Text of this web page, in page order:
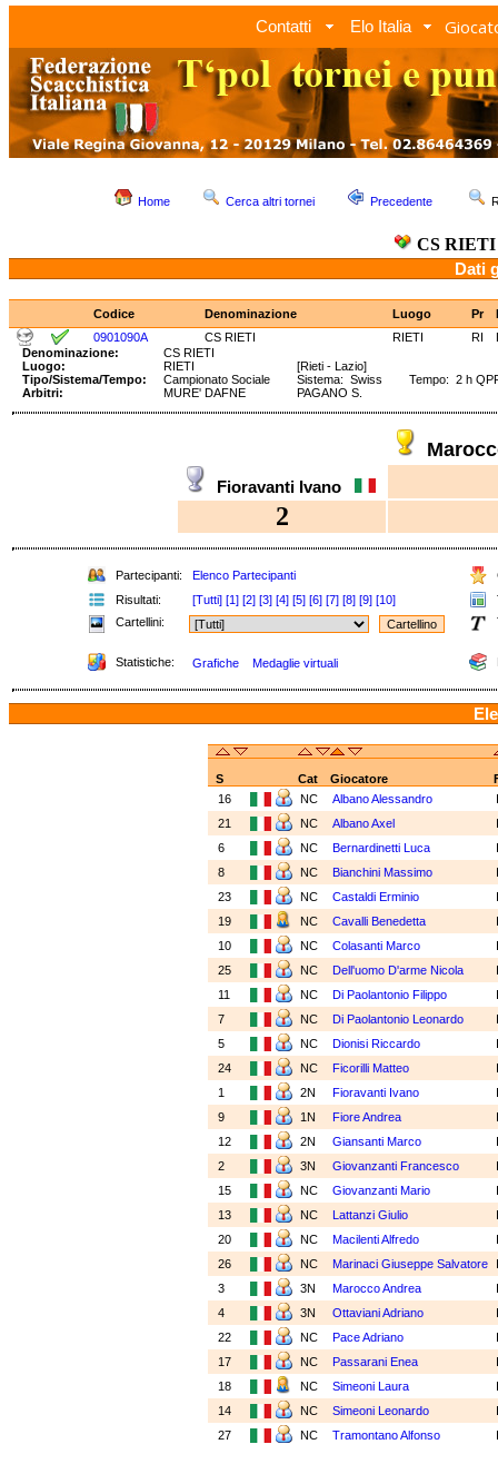
Contatti Elo Italia
Home Cerca altri tornei Precedente
CS RIETI
Dati
Codice Denominazione Luogo Pr
0901090A
CS RIETI RIETI RI
Denominazione:
CS RIETI
Luogo:
RIETI
[Rieti - Lazio]
Tipo/Sistema/Tempo:
Campionato Sociale Sistema: Swiss Tempo: 2 h
Arbitri:
MURE' DAFNE PAGANO S.
Fioravanti Ivano
2
Partecipanti: Elenco Partecipanti
Risultati:
[Tutti] [1] [2] [3] [4] [5] [6] [7] [8] [9] [10]
Cartellini:
Statistiche: Grafiche Medaglie virtuali
S Cat Giocatore
16
NC Albano Alessandro
21
NC Albano Axel
6
NC Bernardinetti Luca
8
NC Bianchini Massimo
23
NC Castaldi Erminio
19
NC Cavalli Benedetta
10
NC Colasanti Marco
25
NC Dell'uomo D'arme Nicola
11
NC Di Paolantonio Filippo
7
NC Di Paolantonio Leonardo
5
NC Dionisi Riccardo
24
NC Ficorilli Matteo
1
2N Fioravanti Ivano
9
1N Fiore Andrea
12
2N Giansanti Marco
2
3N Giovanzanti Francesco
15
NC Giovanzanti Mario
13
NC Lattanzi Giulio
20
NC Macilenti Alfredo
26
NC Marinaci Giuseppe Salvatore
3
3N Marocco Andrea
4
3N Ottaviani Adriano
22
NC Pace Adriano
17
NC Passarani Enea
18
NC Simeoni Laura
14
NC Simeoni Leonardo
27
NC Tramontano Alfonso